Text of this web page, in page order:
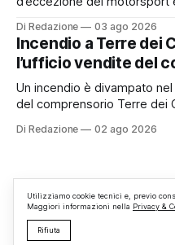
organizzato da TBM a
superato le aspettative degli
appassionati delle due
limitrofe. Per
Di Redazione 03 ago 2026
Incendio a Terre dei
l’ufficio vendite del
Un incendio è divampato
del comprensorio Terre dei
struttura adibita a ufficio
Di Redazione 02 ago 2026
Utilizziamo cookie tecnici e, previo
Maggiori informazioni nella Privacy &
Rifiuta